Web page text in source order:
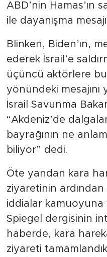
ABD’nin Hamas’ın
ile dayanışma
Blinken, Biden’ın,
ederek İsrail’e
üçüncü aktörlere
yönündeki
İsrail Savunma
“Akdeniz’de
bayrağının ne
biliyor” dedi.
Öte yandan kara
ziyaretinin
iddialar kamuoyuna
Spiegel dergisinin
haberde, kara
ziyareti